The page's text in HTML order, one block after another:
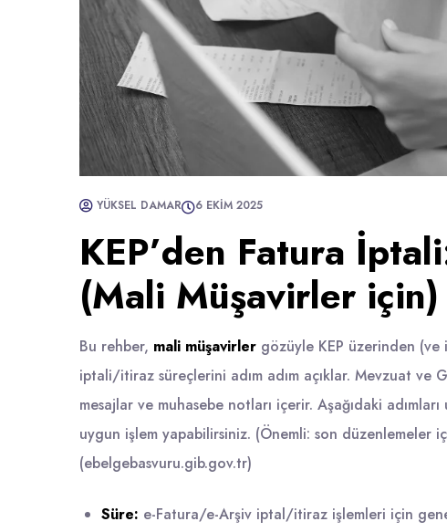
YÜKSEL DAMAR 6 EKIM 2025
KEP’den Fatura
(Mali Müşavirler için)
Bu rehber, mali müşavirler gözüyle KEP üzerinden
iptali/itiraz süreçlerini adım adım açıklar. Mevzuat ve
mesajlar ve muhasebe notları içerir. Aşağıdaki
uygun işlem yapabilirsiniz. (Önemli: son düzenlemeler
(ebelgebasvuru.gib.gov.tr)
Süre: e-Fatura/e-Arşiv iptal/itiraz işlemleri için